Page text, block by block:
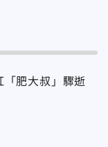
「肥大叔」驟逝